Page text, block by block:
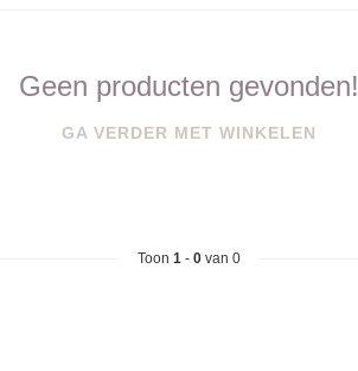
Geen producten gevonden!
GA VERDER MET WINKELEN
Toon 1- 0van 0